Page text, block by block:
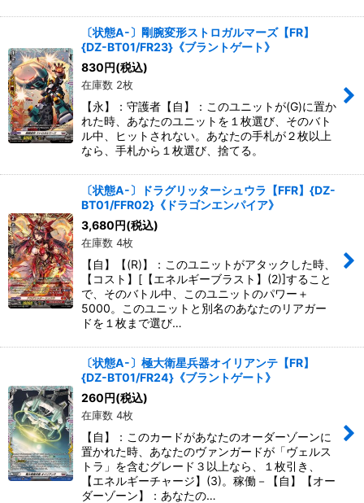
〔状態A-〕剛腕変形ストロガルマーズ【FR】
{DZ-BT01/FR23}《ブラントゲート》
830円(税込)
在庫数 2枚
【永】：守護者【自】：このユニットが(G)に置か
れた時、あなたのユニットを１枚選び、そのバト
ル中、ヒットされない。あなたの手札が２枚以上
なら、手札から１枚選び、捨てる。
〔状態A-〕ドラグリッターシュウラ【FFR】{DZ-
BT01/FFR02}《ドラゴンエンパイア》
3,680円(税込)
在庫数 4枚
【自】【(R)】：このユニットがアタックした時、
【コスト】[【エネルギーブラスト】(2)]すること
で、そのバトル中、このユニットのパワー＋
5000。このユニットと別名のあなたのリアガー
ドを１枚まで選び…
〔状態A-〕極大衛星兵器オイリアンテ【FR】
{DZ-BT01/FR24}《ブラントゲート》
260円(税込)
在庫数 4枚
【自】：このカードがあなたのオーダーゾーンに
置かれた時、あなたのヴァンガードが「ヴェルス
トラ」を含むグレード３以上なら、１枚引き、
【エネルギーチャージ】(3)。稼働－【自】【オー
ダーゾーン】：あなたの…